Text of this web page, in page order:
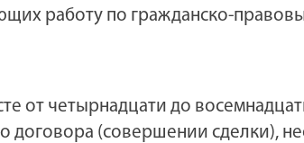
работу по гражданско-
от четырнадцати до
договора (совершении сделки),